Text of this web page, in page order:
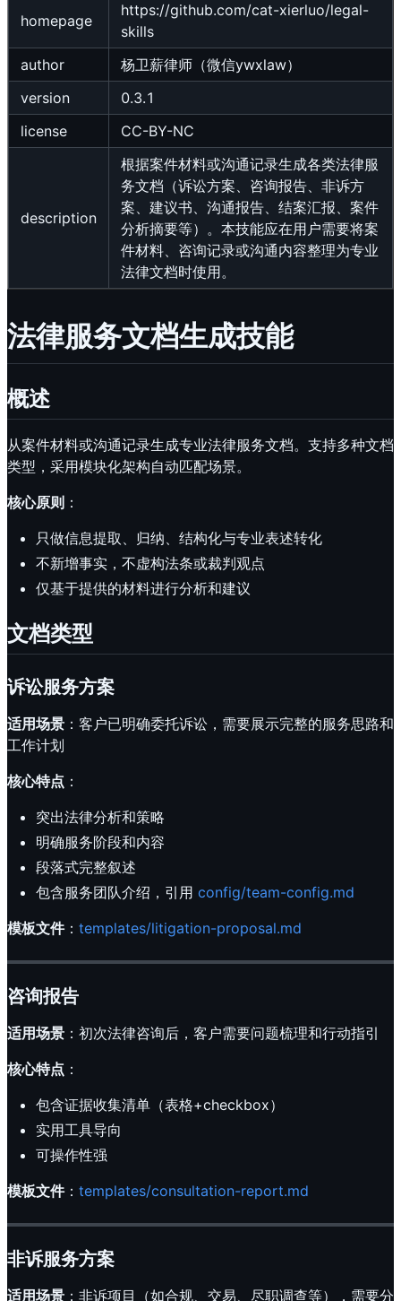
homepage
https://github.com/cat-xierluo/legal-
skills
author
杨卫薪律师（微信ywxlaw）
version
0.3.1
license
CC-BY-NC
description
根据案件材料或沟通记录生成各类法律服
务文档（诉讼方案、咨询报告、非诉方
案、建议书、沟通报告、结案汇报、案件
分析摘要等）。本技能应在用户需要将案
件材料、咨询记录或沟通内容整理为专业
法律文档时使用。
法律服务文档生成技能
概述
从案件材料或沟通记录生成专业法律服务文档。支持多种文档
类型，采用模块化架构自动匹配场景。
核心原则 ：
只做信息提取、归纳、结构化与专业表述转化
不新增事实，不虚构法条或裁判观点
仅基于提供的材料进行分析和建议
文档类型
诉讼服务方案
适用场景 ：客户已明确委托诉讼，需要展示完整的服务思路和
工作计划
核心特点 ：
突出法律分析和策略
明确服务阶段和内容
段落式完整叙述
包含服务团队介绍，引用 config/team-config.md
模板文件： templates/litigation-proposal.md
咨询报告
适用场景 ：初次法律咨询后，客户需要问题梳理和行动指引
核心特点 ：
包含证据收集清单（表格+checkbox）
实用工具导向
可操作性强
模板文件： templates/consultation-report.md
非诉服务方案
适用场景 ：非诉项目（如合规、交易、尽职调查等），需要分